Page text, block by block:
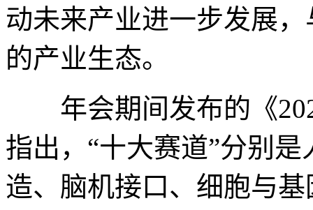
动未来产业进一步发展
的产业生态。
年会期间发布的《
指出，“十大赛道”分别
造、脑机接口、细胞与